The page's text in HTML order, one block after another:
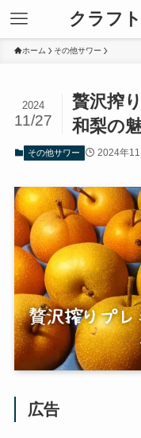
クラフ
ホーム その他サワー
贅沢搾
和梨の
2024
11/27
その他サワー 2024年11
広告